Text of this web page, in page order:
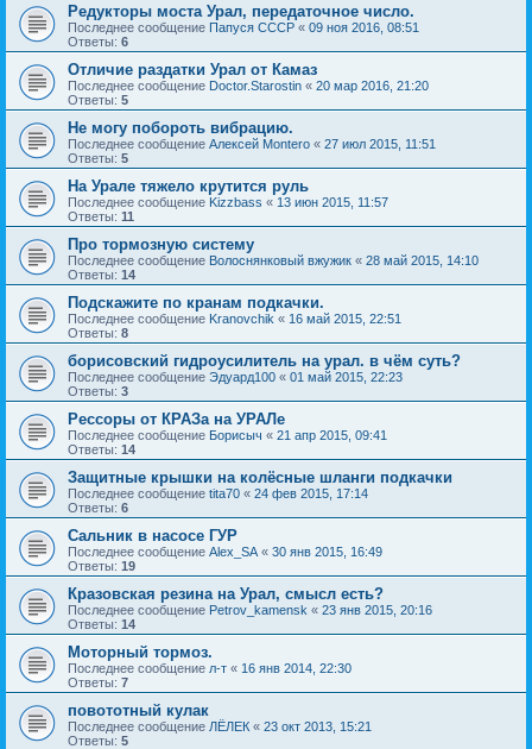
Редукторы моста Урал, передаточное число.
Последнее сообщение Папуся СССР « 09 ноя 2016, 08:51
Ответы: 6
Отличие раздатки Урал от Камаз
Последнее сообщение Doctor.Starostin « 20 мар 2016, 21:20
Ответы: 5
Не могу побороть вибрацию.
Последнее сообщение Алексей Montero « 27 июл 2015, 11:51
Ответы: 5
На Урале тяжело крутится руль
Последнее сообщение Kizzbass « 13 июн 2015, 11:57
Ответы: 11
Про тормозную систему
Последнее сообщение Волоснянковый вжужик « 28 май 2015, 14:10
Ответы: 14
Подскажите по кранам подкачки.
Последнее сообщение Kranovchik « 16 май 2015, 22:51
Ответы: 8
борисовский гидроусилитель на урал. в чём суть?
Последнее сообщение Эдуард100 « 01 май 2015, 22:23
Ответы: 3
Рессоры от КРАЗа на УРАЛе
Последнее сообщение Борисыч « 21 апр 2015, 09:41
Ответы: 14
Защитные крышки на колёсные шланги подкачки
Последнее сообщение tita70 « 24 фев 2015, 17:14
Ответы: 6
Сальник в насосе ГУР
Последнее сообщение Alex_SA « 30 янв 2015, 16:49
Ответы: 19
Кразовская резина на Урал, смысл есть?
Последнее сообщение Petrov_kamensk « 23 янв 2015, 20:16
Ответы: 14
Моторный тормоз.
Последнее сообщение л-т « 16 янв 2014, 22:30
Ответы: 7
повототный кулак
Последнее сообщение ЛЁЛЕК « 23 окт 2013, 15:21
Ответы: 5